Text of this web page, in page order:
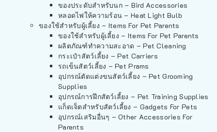
ของประดับสำหรับนก – Bird Accessories
หลอดไฟให้ความร้อน – Heat Light Bulb
ของใช้สำหรับผู้เลี้ยง – Items For Pet Parents
ของใช้สำหรับผู้เลี้ยง – Items For Pet Parents
ผลิตภัณฑ์ทำความสะอาด – Pet Cleaning
กระเป๋าสัตว์เลี้ยง – Pet Carriers
รถเข็นสัตว์เลี้ยง – Pet Prams
อุปกรณ์ตัดแต่งขนสัตว์เลี้ยง – Pet Grooming
Supplies
อุปกรณ์การฝึกสัตว์เลี้ยง – Pet Training Supplies
แก็ดเจ็ตสำหรับสัตว์เลี้ยง – Gadgets For Pets
อุปกรณ์เสริมอื่นๆ – Other Accessories For
Parents